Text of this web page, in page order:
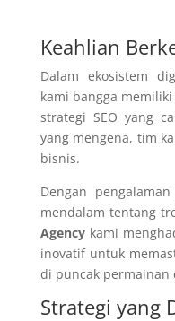
Keahlian
Dalam ekosistem
kami bangga
strategi SEO yang
yang mengena, tim
bisnis.
Dengan
mendalam tentang
Agencykami
inovatif untuk
di puncak permainan
Strategi yang